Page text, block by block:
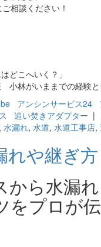
相談ください！
どこへいく？」
林がいままでの経験と
アンシンサービス24
追い焚きアダプター |
, 水漏れ, 水道, 水道工事店,
れや継ぎ方
から水漏
プロが伝